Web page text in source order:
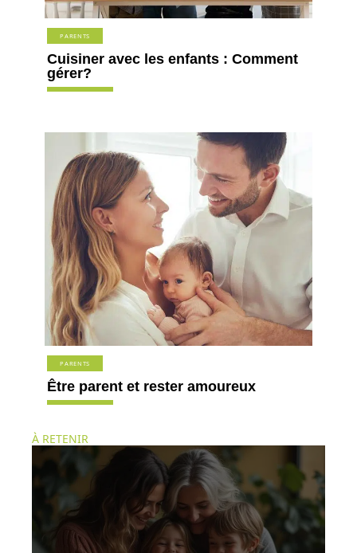
PARENTS
Cuisiner avec les enfants : Comment
gérer?
PARENTS
Être parent et rester amoureux
À RETENIR